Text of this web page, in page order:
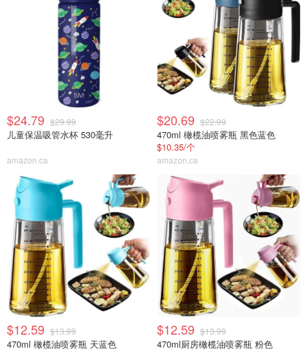
$24.79 $29.99
儿童保温吸管水杯 530毫升
amazon.ca
$20.69 $22.99
470ml 橄榄油喷雾瓶 黑色蓝色
$10.35/个
amazon.ca
$12.59 $13.99
470ml 橄榄油喷雾瓶 天蓝色
$12.59 $13.99
470ml厨房橄榄油喷雾瓶 粉色